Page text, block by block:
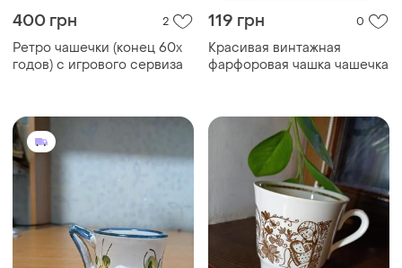
400 грн 2
Ретро чашечки (конец 60х
годов) с игрового сервиза
119 грн 0
Красивая винтажная
фарфоровая чашка чашечка